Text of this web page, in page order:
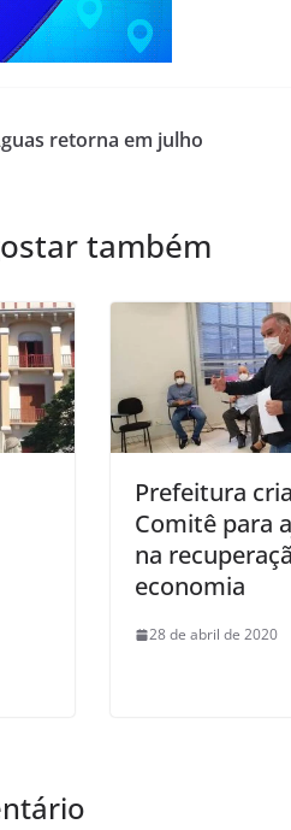
retorna em julho
também
Prefeitura cria
Comitê para
na
economia
28 de abril de 2020